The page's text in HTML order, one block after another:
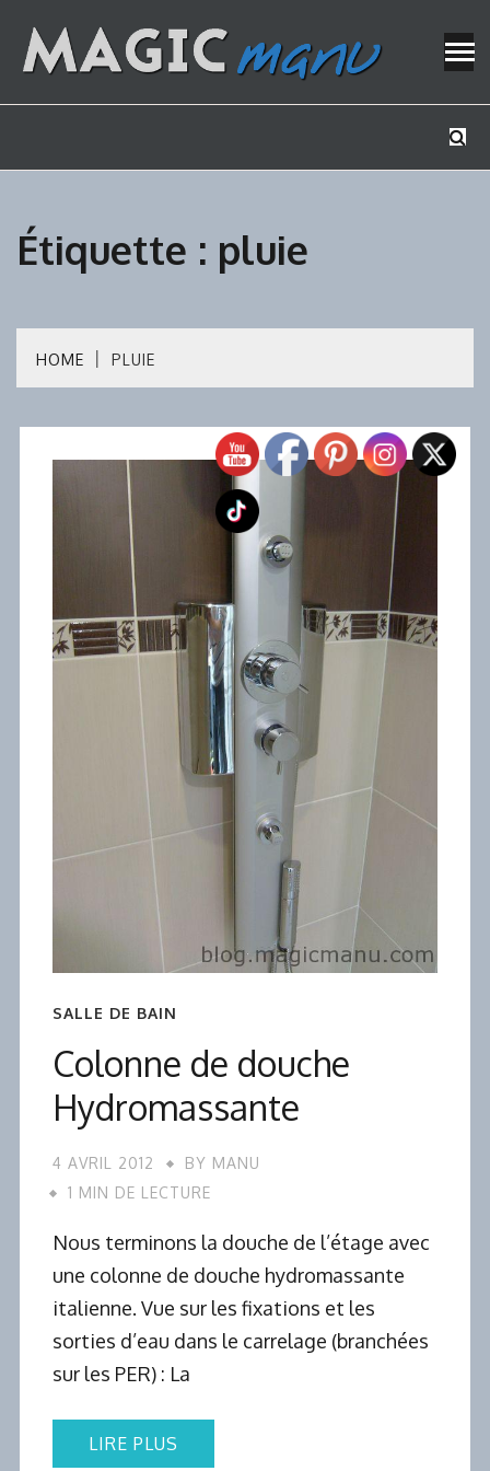
content
Étiquette : pluie
HOME PLUIE
SALLE DE BAIN
Colonne de douche
Hydromassante
4 AVRIL 2012 BY MANU
1 MIN DE LECTURE
Nous terminons la douche de l’étage avec
une colonne de douche hydromassante
italienne. Vue sur les fixations et les
sorties d’eau dans le carrelage (branchées
sur les PER) : La
LIRE PLUS